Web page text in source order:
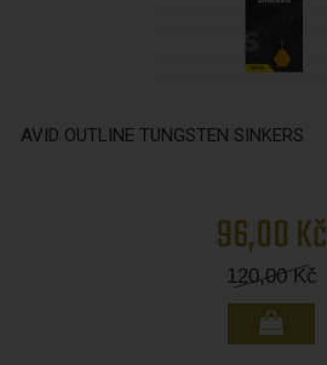
AVID OUTLINE TUNGSTEN SINKERS
96,00 Kč
120,00Kč